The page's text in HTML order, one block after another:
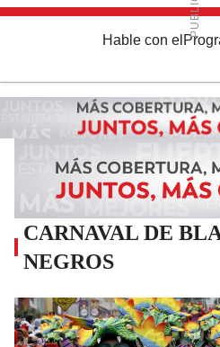
Hable con el
CARNAVAL DE
NEGROS